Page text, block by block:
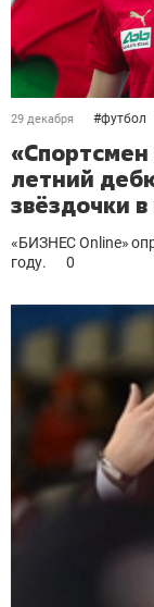
29 декабря #футбол
«Спортсмен
летний
звёздочки
«БИЗНЕС Online»
году.
0